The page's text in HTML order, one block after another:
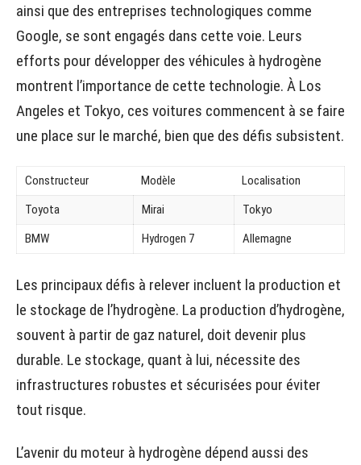
ainsi que des entreprises technologiques comme
Google, se sont engagés dans cette voie. Leurs
efforts pour développer des véhicules à hydrogène
montrent l’importance de cette technologie. À Los
Angeles et Tokyo, ces voitures commencent à se faire
une place sur le marché, bien que des défis subsistent.
Constructeur Modèle
Localisation
Toyota
Mirai
Tokyo
BMW
Hydrogen 7 Allemagne
Les principaux défis à relever incluent la production et
le stockage de l’hydrogène. La production d’hydrogène,
souvent à partir de gaz naturel, doit devenir plus
durable. Le stockage, quant à lui, nécessite des
infrastructures robustes et sécurisées pour éviter
tout risque.
L’avenir du moteur à hydrogène dépend aussi des